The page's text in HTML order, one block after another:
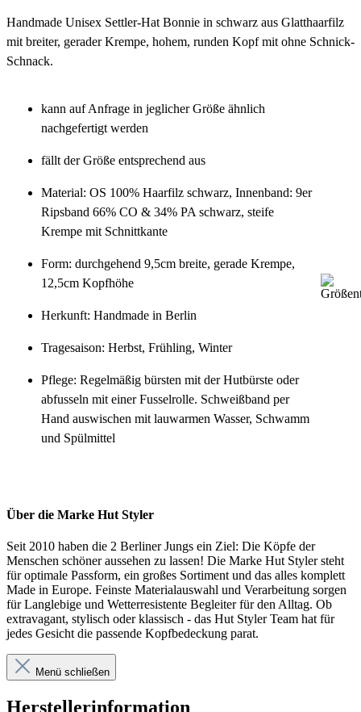
Handmade Unisex Settler-Hat Bonnie in schwarz aus Glatthaarfilz
mit breiter, gerader Krempe, hohem, runden Kopf mit ohne Schnick-
Schnack.
kann auf Anfrage in jeglicher Größe ähnlich
nachgefertigt werden
fällt der Größe entsprechend aus
Material: OS 100% Haarfilz schwarz, Innenband: 9er
Ripsband 66% CO & 34% PA schwarz, steife
Krempe mit Schnittkante
Form: durchgehend 9,5cm breite, gerade Krempe,
12,5cm Kopfhöhe
Herkunft: Handmade in Berlin
Tragesaison: Herbst, Frühling, Winter
Pflege: Regelmäßig bürsten mit der Hutbürste oder
abfusseln mit einer Fusselrolle. Schweißband per
Hand auswischen mit lauwarmen Wasser, Schwamm
und Spülmittel
Über die Marke Hut Styler
Seit 2010 haben die 2 Berliner Jungs ein Ziel: Die Köpfe der
Menschen schöner aussehen zu lassen! Die Marke Hut Styler steht
für optimale Passform, ein großes Sortiment und das alles komplett
Made in Europe. Feinste Materialauswahl und Verarbeitung sorgen
für Langlebige und Wetterresistente Begleiter für den Alltag. Ob
extravagant, stylisch oder klassisch - das Hut Styler Team hat für
jedes Gesicht die passende Kopfbedeckung parat.
Menü schließen
Herstellerinformation